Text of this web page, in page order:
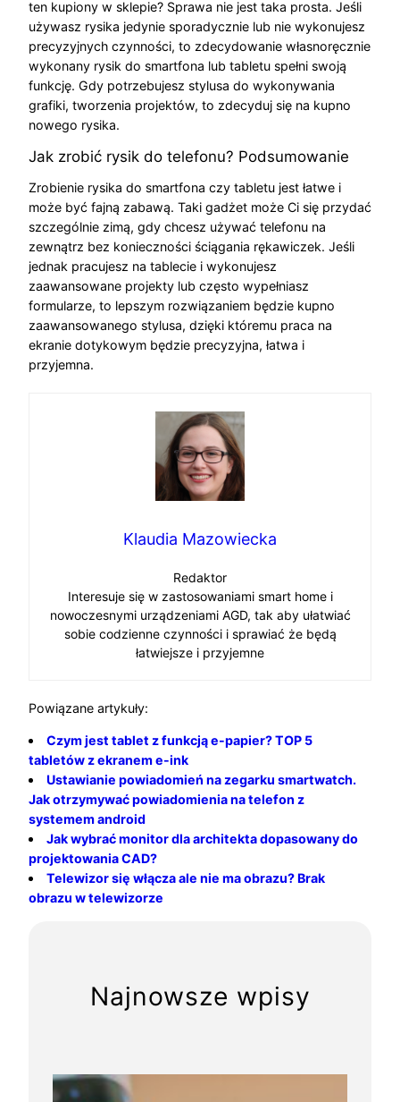
ten kupiony w sklepie? Sprawa nie jest taka prosta. Jeśli
używasz rysika jedynie sporadycznie lub nie wykonujesz
precyzyjnych czynności, to zdecydowanie własnoręcznie
wykonany rysik do smartfona lub tabletu spełni swoją
funkcję. Gdy potrzebujesz stylusa do wykonywania
grafiki, tworzenia projektów, to zdecyduj się na kupno
nowego rysika.
Jak zrobić rysik do telefonu? Podsumowanie
Zrobienie rysika do smartfona czy tabletu jest łatwe i
może być fajną zabawą. Taki gadżet może Ci się przydać
szczególnie zimą, gdy chcesz używać telefonu na
zewnątrz bez konieczności ściągania rękawiczek. Jeśli
jednak pracujesz na tablecie i wykonujesz
zaawansowane projekty lub często wypełniasz
formularze, to lepszym rozwiązaniem będzie kupno
zaawansowanego stylusa, dzięki któremu praca na
ekranie dotykowym będzie precyzyjna, łatwa i
przyjemna.
Klaudia Mazowiecka
Redaktor
Interesuje się w zastosowaniami smart home i
nowoczesnymi urządzeniami AGD, tak aby ułatwiać
sobie codzienne czynności i sprawiać że będą
łatwiejsze i przyjemne
Powiązane artykuły:
Czym jest tablet z funkcją e-papier? TOP 5
tabletów z ekranem e-ink
Ustawianie powiadomień na zegarku smartwatch.
Jak otrzymywać powiadomienia na telefon z
systemem android
Jak wybrać monitor dla architekta dopasowany do
projektowania CAD?
Telewizor się włącza ale nie ma obrazu? Brak
obrazu w telewizorze
Najnowsze wpisy